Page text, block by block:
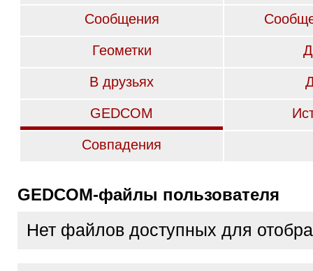
Сообщения
Геометки
В друзьях
GEDCOM
Совпадения
GEDCOM-файлы пользователя
Нет файлов доступных для